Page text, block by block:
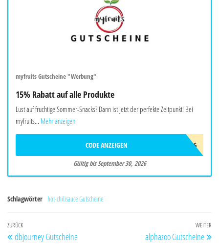
myfruits Gutscheine "Werbung"
15% Rabatt auf alle Produkte
Lust auf fruchtige Sommer-Snacks? Dann ist jetzt der perfekte Zeitpunkt! Bei
myfruits... Mehr anzeigen
SOMMER26
CODE ANZEIGEN
Gültig bis September 30, 2026
Schlagwörter hot-chilisauce Gutscheine
Beitragsnavigation
Vorheriger
Beitrag
ZURÜCK
dbjourney Gutscheine
WEITER
alphazoo Gutscheine